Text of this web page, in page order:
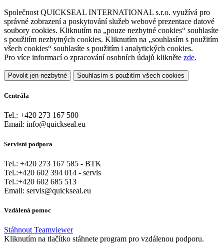
Společnost QUICKSEAL INTERNATIONAL s.r.o. využívá pro
správné zobrazení a poskytování služeb webové prezentace datové
soubory cookies. Kliknutím na „pouze nezbytné cookies“ souhlasíte
s použitím nezbytných cookies. Kliknutím na „souhlasím s použitím
všech cookies“ souhlasíte s použitím i analytických cookies.
Pro více informací o zpracování osobních údajů klikněte zde.
Povolit jen nezbytné Souhlasím s použitím všech cookies
Centrála
Tel.: +420 273 167 580
Email: info@quickseal.eu
Servisní podpora
Tel.: +420 273 167 585 - BTK
Tel.:+420 602 394 014 - servis
Tel.:+420 602 685 513
Email: servis@quickseal.eu
Vzdálená pomoc
Stáhnout Teamviewer
Kliknutím na tlačítko stáhnete program pro vzdálenou podporu.